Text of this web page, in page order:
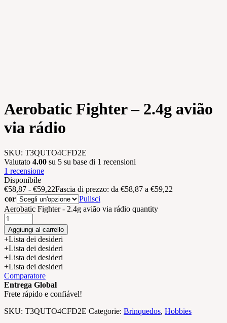
Aerobatic Fighter – 2.4g avião
via rádio
SKU: T3QUTO4CFD2E
Valutato 4.00 su 5 su base di 1 recensioni
1 recensione
Disponibile
€58,87 - €59,22Fascia di prezzo: da €58,87 a €59,22
cor
Pulisci
Aerobatic Fighter - 2.4g avião via rádio quantity
Aggiungi al carrello
+Lista dei desideri
+Lista dei desideri
+Lista dei desideri
+Lista dei desideri
Comparatore
Entrega Global
Frete rápido e confiável!
SKU: T3QUTO4CFD2E Categorie: Brinquedos, Hobbies